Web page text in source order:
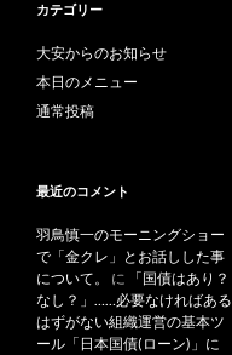
カテゴリー
大安からのお知らせ
本日のメニュー
通常投稿
最近のコメント
羽鳥慎一のモーニングショー
で「金クレ」とお話しした事
について。
に
「国債はあり？
なし？」……必要なければある
はずがない組織運営の基本ツ
ール「日本国債(ローン)」に